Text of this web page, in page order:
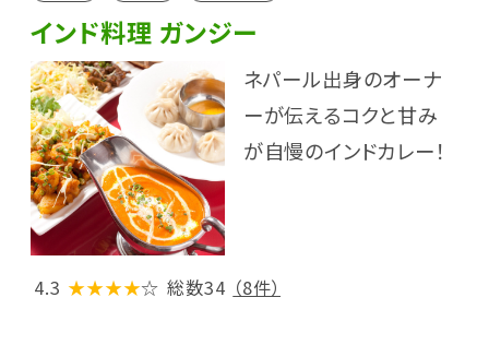
インド料理 ガンジー
ネパール出身のオーナ
ーが伝えるコクと甘み
が自慢のインドカレー！
4.3 ★★★★☆ 総数34 （8件）